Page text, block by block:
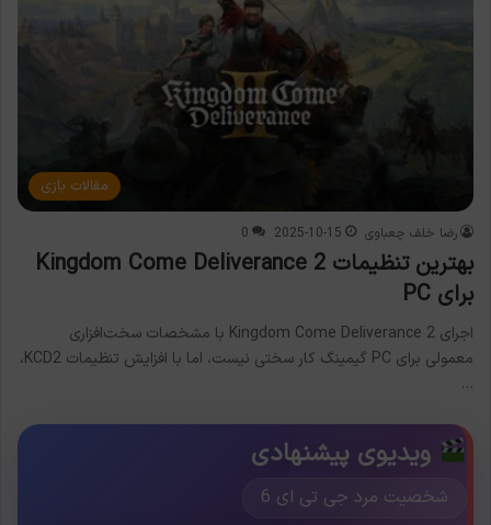
مقالات بازی
رضا خلف چعباوی 2025-10-15
0
بهترین تنظیمات Kingdom Come Deliverance 2
برای PC
اجرای Kingdom Come Deliverance 2 با مشخصات سخت‌افزاری
معمولی برای PC گیمینگ کار سختی نیست، اما با افزایش تنظیمات KCD2،
…
ویدیوی پیشنهادی
شخصیت مرد جی تی ای 6